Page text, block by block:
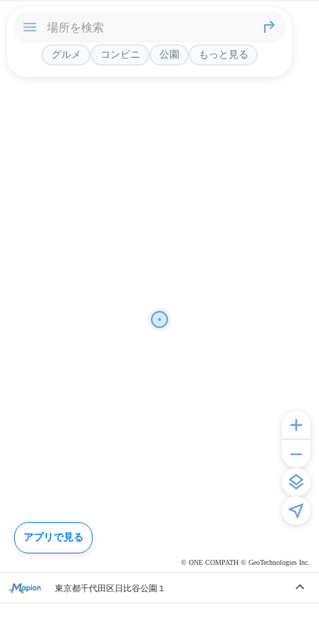
© ONE COMPATH © GeoTechnologies Inc.
グルメ コンビニ 公園 もっと見る
東京都千代田区日比谷公園１
アプリで見る